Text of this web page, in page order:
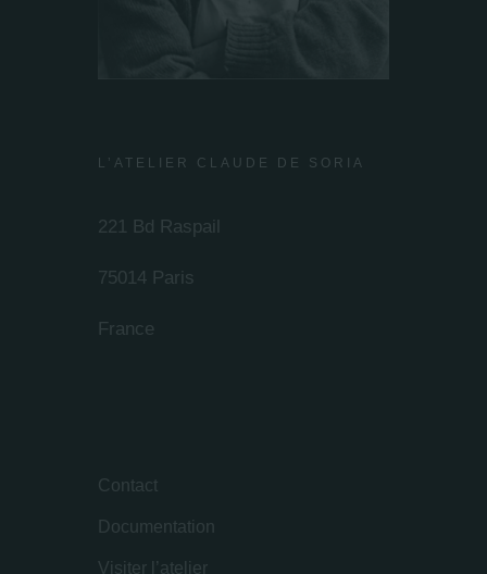
L’ATELIER CLAUDE DE SORIA
221 Bd Raspail
75014 Paris
France
Contact
Documentation
Visiter l’atelier